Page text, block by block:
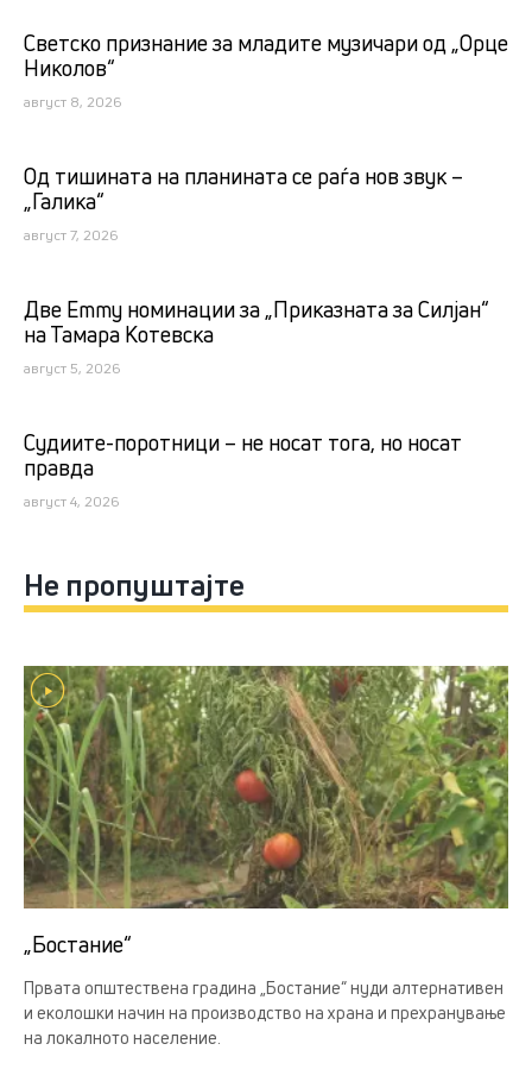
Светско признание за младите музичари од „Орце
Николов“
август 8, 2026
Од тишината на планината се раѓа нов звук –
„Галика“
август 7, 2026
Две Emmy номинации за „Приказната за Силјан“
на Тамара Котевска
август 5, 2026
Судиите-поротници – не носат тога, но носат
правда
август 4, 2026
Не пропуштајте
„Бостание“
Првата општествена градина „Бостание“ нуди алтернативен
и еколошки начин на производство на храна и прехранување
на локалното население.